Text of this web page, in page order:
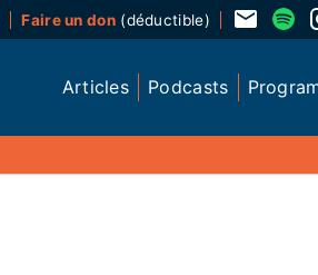
Faire un don(déductible)
Articles Podcasts